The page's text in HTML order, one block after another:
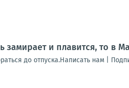
и плавится, то в
до отпуска.Написать нам |